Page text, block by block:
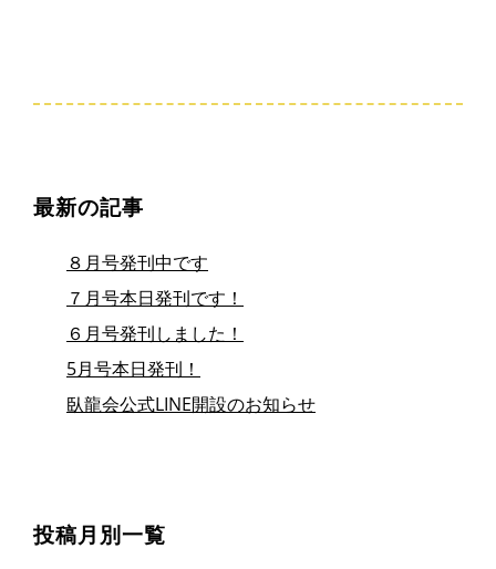
最新の記事
８月号発刊中です
７月号本日発刊です！
６月号発刊しました！
5月号本日発刊！
臥龍会公式LINE開設のお知らせ
投稿月別一覧